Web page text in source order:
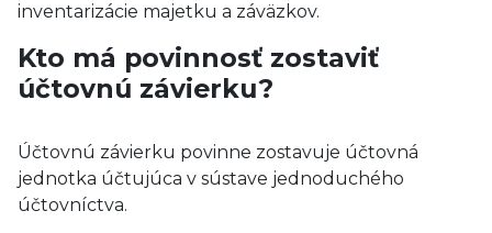
inventarizácie majetku a záväzkov.
Kto má povinnosť zostaviť
účtovnú závierku?
Účtovnú závierku povinne zostavuje účtovná
jednotka účtujúca v sústave jednoduchého
účtovníctva.